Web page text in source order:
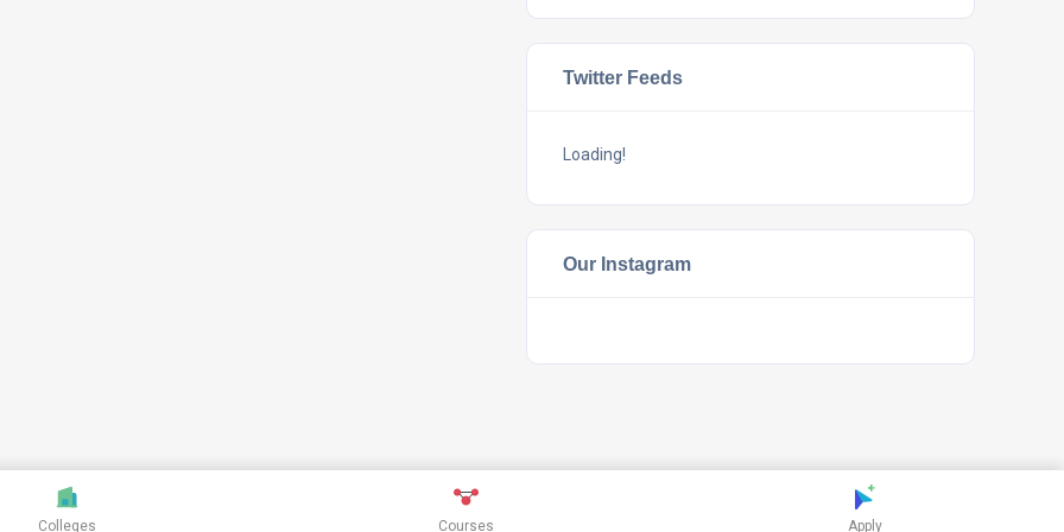
Twitter Feeds
Loading!
Our Instagram
Colleges Courses Apply